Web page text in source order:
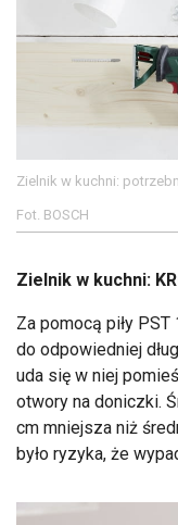
Zielnik w kuchni:
Fot. BOSCH
Zielnik w kuchni:
Za pomocą piły
do odpowiedniej
uda się w niej
otwory na doniczki.
cm mniejsza niż
było ryzyka, że